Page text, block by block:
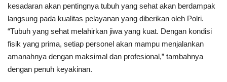
kesadaran akan pentingnya tubuh yang sehat akan berdampak
langsung pada kualitas pelayanan yang diberikan oleh Polri.
“Tubuh yang sehat melahirkan jiwa yang kuat. Dengan kondisi
fisik yang prima, setiap personel akan mampu menjalankan
amanahnya dengan maksimal dan profesional,” tambahnya
dengan penuh keyakinan.